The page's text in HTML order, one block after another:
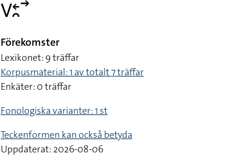
􌤭􌥓􌥘􌥣
Förekomster
Lexikonet: 9 träffar
Korpusmaterial: 1 av totalt 7 träffar
Enkäter: 0 träffar
Fonologiska varianter: 1 st
Teckenformen kan också betyda
Uppdaterat: 2026-08-06